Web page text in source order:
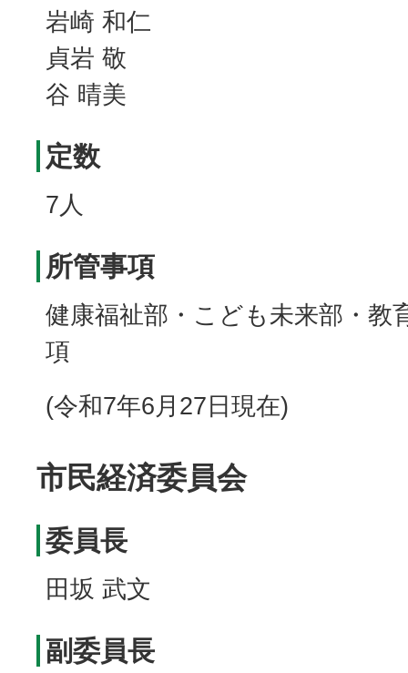
岩崎 和仁
貞岩 敬
谷 晴美
定数
7人
所管事項
健康福祉部・こども未来部・教
項
(令和7年6月27日現在)
市民経済委員会
委員長
田坂 武文
副委員長